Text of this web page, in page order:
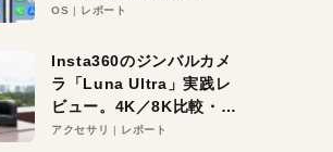
待大の便利機能5選。
る未来はすぐそこ！
OS レポート
Insta360のジンバルカメ
ラ「Luna Ultra」実践レ
ビュー。4K／8K比較・ズ
ーム・夜間撮影をチェッ
アクセサリ レポート